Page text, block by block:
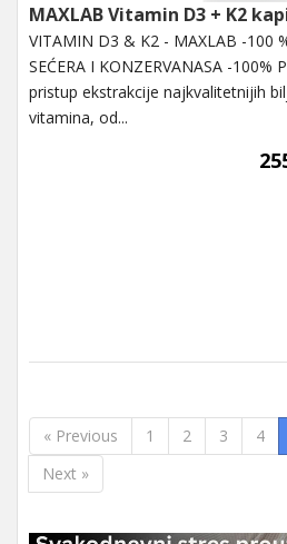
MAXLAB Vitamin D3 + K2
VITAMIN D3 & K2 - MAXLAB -100
SEĆERA I KONZERVANASA -100%
pristup ekstrakcije najkvalitetnijih
vitamina, od...
« Previous 1 2 3 4
Next »